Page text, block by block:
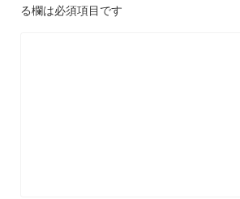
る欄は必須項目です